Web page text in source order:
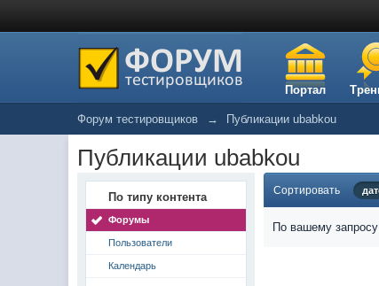
Портал
Форум тестировщиков → Публикации ubabkou
Публикации ubabkou
По типу контента
Форумы
Пользователи
Календарь
Сортировать
По вашему